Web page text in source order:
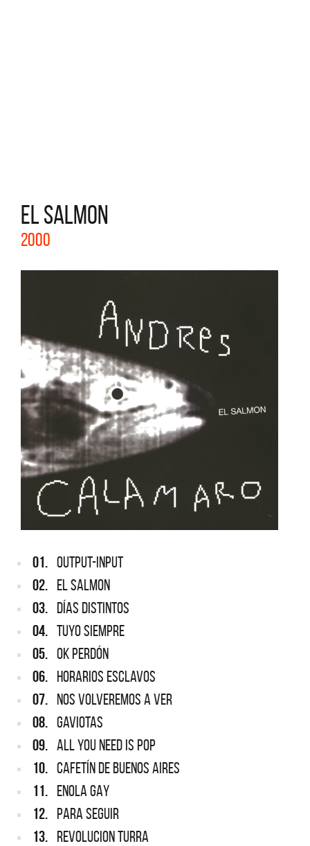
EL SALMON
2000
01. OUTPUT-INPUT
02. EL SALMON
03. DÍAS DISTINTOS
04. TUYO SIEMPRE
05. OK PERDÓN
06. HORARIOS ESCLAVOS
07. NOS VOLVEREMOS A VER
08. GAVIOTAS
09. ALL YOU NEED IS POP
10. CAFETÍN DE BUENOS AIRES
11. ENOLA GAY
12. PARA SEGUIR
13. REVOLUCION TURRA